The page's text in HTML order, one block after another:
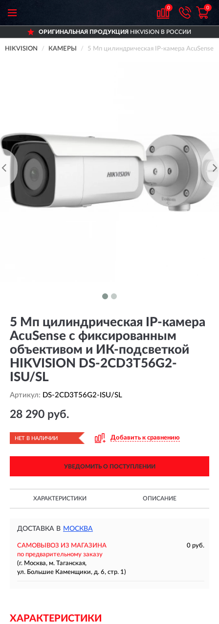
0 0
ОРИГИНАЛЬНАЯ ПРОДУКЦИЯHIKVISION В РОССИИ
HIKVISION КАМЕРЫ 5 Мп цилиндрическая IP-камера AcuSense
5 Мп цилиндрическая IP-камера
AcuSense с фиксированным
объективом и ИК-подсветкой
HIKVISION DS-2CD3T56G2-
ISU/SL
Артикул: DS-2CD3T56G2-ISU/SL
28 290 руб.
НЕТ В НАЛИЧИИ Добавить к сравнению
УВЕДОМИТЬ О ПОСТУПЛЕНИИ
ХАРАКТЕРИСТИКИ ОПИСАНИЕ
ДОСТАВКА В МОСКВА
САМОВЫВОЗ ИЗ МАГАЗИНА
0 руб.
по предварительному заказу
(г. Москва, м. Таганская,
ул. Большие Каменщики, д. 6, стр. 1)
ХАРАКТЕРИСТИКИ